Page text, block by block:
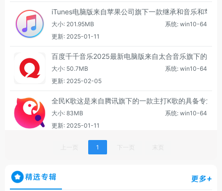
iTunes电脑版来自苹果公司旗下一款继承和音乐和苹
大小: 201.95MB
系统: win10-64
更新: 2025-01-11
百度千千音乐2025最新电脑版来自太合音乐旗下的专
大小: 50.7MB
系统: win10-64
更新: 2025-02-05
全民K歌这是来自腾讯旗下的一款主打K歌的具备专业
大小: 83MB
系统: win10-64
更新: 2025-01-11
上一页 1 下一页 末页
精选专辑 更多+